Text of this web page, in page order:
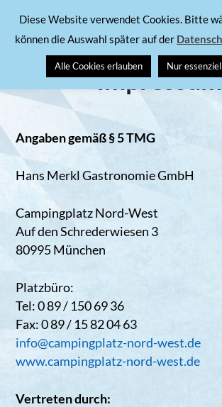
content
Campingplatz Nord-
Impressum
Angaben gemäß § 5 TMG
Hans Merkl Gastronomie GmbH
Campingplatz Nord-West
Auf den Schrederwiesen 3
80995 München
Platzbüro:
Tel: 0 89 / 150 69 36
Fax: 0 89 / 15 82 04 63
info@campingplatz-nord-west.de
www.campingplatz-nord-west.de
Vertreten durch:
Diese Website verwendet Cookies. Bitte
können die Auswahl später auf der
Alle Cookies erlauben Nur